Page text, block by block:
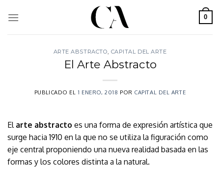
0
ARTE ABSTRACTO, CAPITAL DEL ARTE
El Arte Abstracto
PUBLICADO EL1 ENERO, 2018 POR CAPITAL DEL ARTE
El arte abstracto es una forma de expresión artística que
surge hacia 1910 en la que no se utiliza la figuración como
eje central proponiendo una nueva realidad basada en las
formas y los colores distinta a la natural.